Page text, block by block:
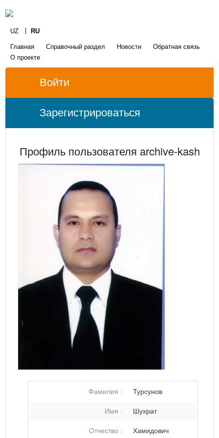
UZ RU
Главная Справочный раздел Новости
Обратная связь
О проекте
Войти
Зарегистрироваться
Профиль пользователя archive-kash
Фамилия : Турсунов
Имя : Шухрат
Отчество : Хамидович